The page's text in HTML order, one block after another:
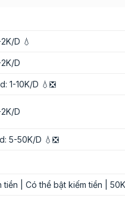
D 💧
D
1-10K/D 💧❎
D
5-50K/D 💧❎
| Có thể bật kiếm tiền |